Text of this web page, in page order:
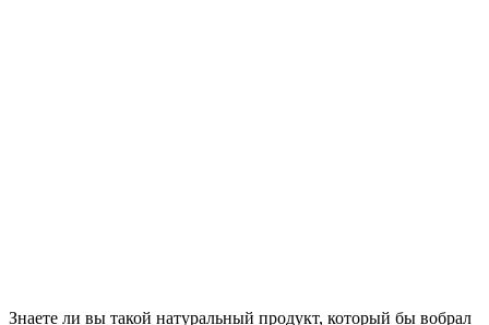
Знаете ли вы такой натуральный продукт, который бы вобрал